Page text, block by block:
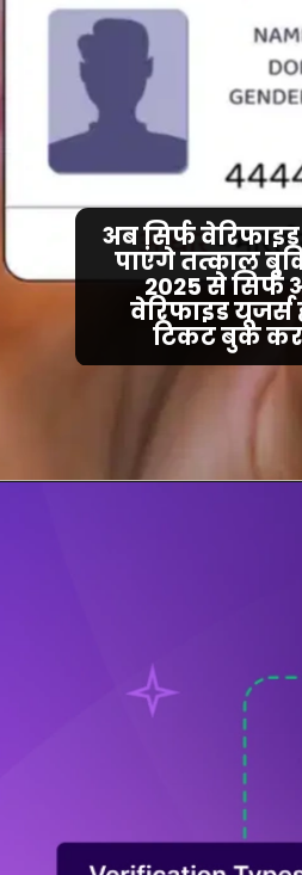
अब सिर्फ
पाएंगे तत्काल
2025 से सिर्फ
वेरिफाइड यूजर्स
टिकट बुक